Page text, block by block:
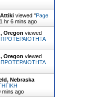
viewed "Page
1 hr 6 mins ago
Oregon viewed
Oregon viewed
Nebraska
mins ago